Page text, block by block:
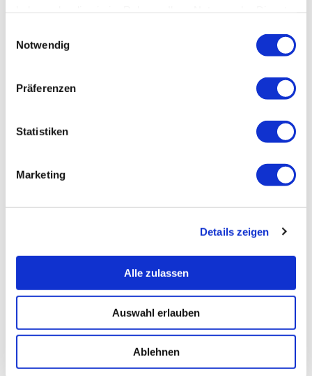
Notwendig
Präferenzen
Statistiken
Marketing
Details zeigen
Alle zulassen
Auswahl erlauben
Ablehnen